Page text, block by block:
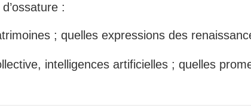
:
; quelles expressions des
intelligences artificielles ; quelles